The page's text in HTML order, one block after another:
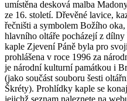
umístěna desková malba
ze 16. století. Dřevěné lavice,
řečništi a symbolem Božího
hlavního oltáře pocházejí z
kaple Zjevení Páně byla pro
prohlášena v roce 1996 za
je národní kulturní památkou i
(jako součást souboru šesti
Škréty). Prohlídky kaple se
jejichž seznam naleznete na